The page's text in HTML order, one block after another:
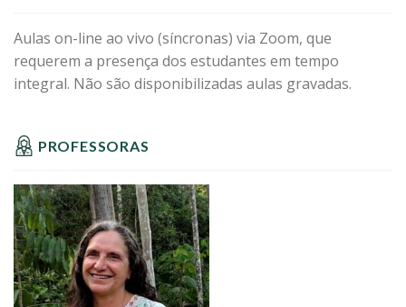
Aulas on-line ao vivo (síncronas) via Zoom, que
requerem a presença dos estudantes em tempo
integral. Não são disponibilizadas aulas gravadas.
PROFESSORAS